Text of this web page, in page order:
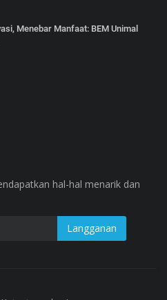
Menebar Manfaat: BEM Unimal
hal-hal menarik dan